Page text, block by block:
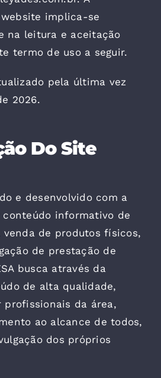
implica-se
na leitura e aceitação
termo de uso a seguir.
pela última vez
2026.
Do Site
e desenvolvido com a
informativo de
de produtos físicos,
de prestação de
busca através da
de alta qualidade,
profissionais da área,
ao alcance de todos,
dos próprios